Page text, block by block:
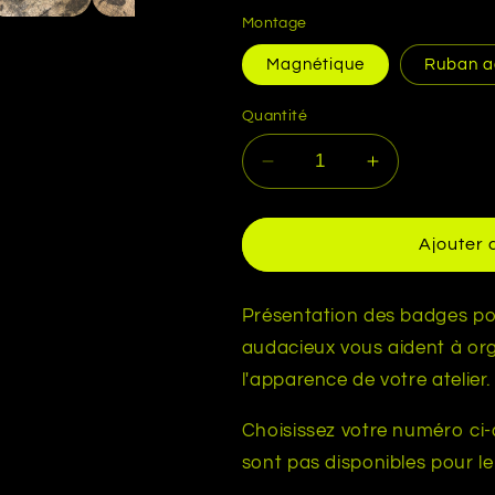
Montage
Magnétique Ruban
Quantité
Réduire
la
quantité
Badges
boîte
à
-
de
numéros
Augmenter
la
quantité
Badges
boîte
à
-
de
numéros
Ajouter
Présentation des badges
audacieux vous aident à
l'apparence de votre atelier.
Choisissez votre numéro
sont pas disponibles pour